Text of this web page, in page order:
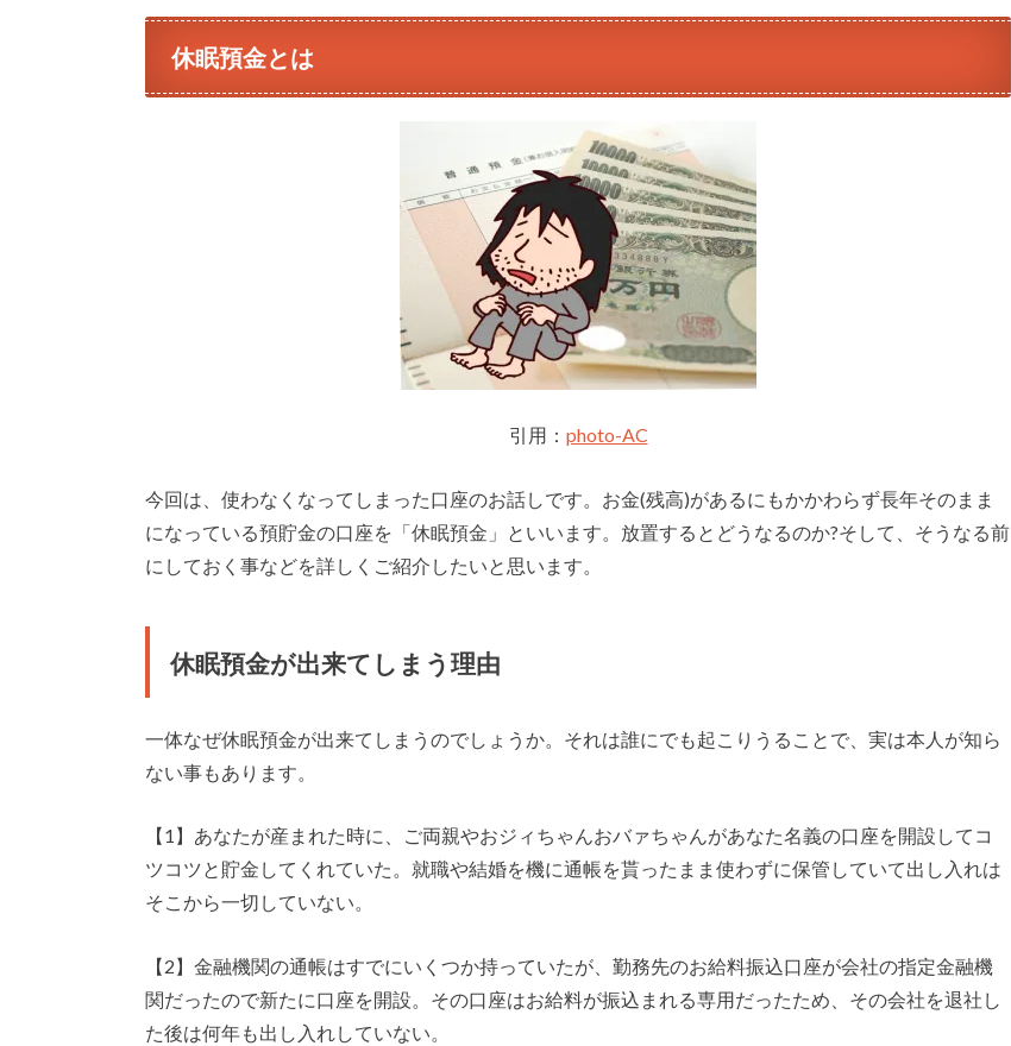
休眠預金とは
引用： photo-AC
今回は、使わなくなってしまった口座のお話しです。お金(残高)があるにもかかわらず長年そのまま
になっている預貯金の口座を「休眠預金」といいます。放置するとどうなるのか?そして、そうなる前
にしておく事などを詳しくご紹介したいと思います。
休眠預金が出来てしまう理由
一体なぜ休眠預金が出来てしまうのでしょうか。それは誰にでも起こりうることで、実は本人が知ら
ない事もあります。
【1】あなたが産まれた時に、ご両親やおジィちゃんおバァちゃんがあなた名義の口座を開設してコ
ツコツと貯金してくれていた。就職や結婚を機に通帳を貰ったまま使わずに保管していて出し入れは
そこから一切していない。
【2】金融機関の通帳はすでにいくつか持っていたが、勤務先のお給料振込口座が会社の指定金融機
関だったので新たに口座を開設。その口座はお給料が振込まれる専用だったため、その会社を退社し
た後は何年も出し入れしていない。